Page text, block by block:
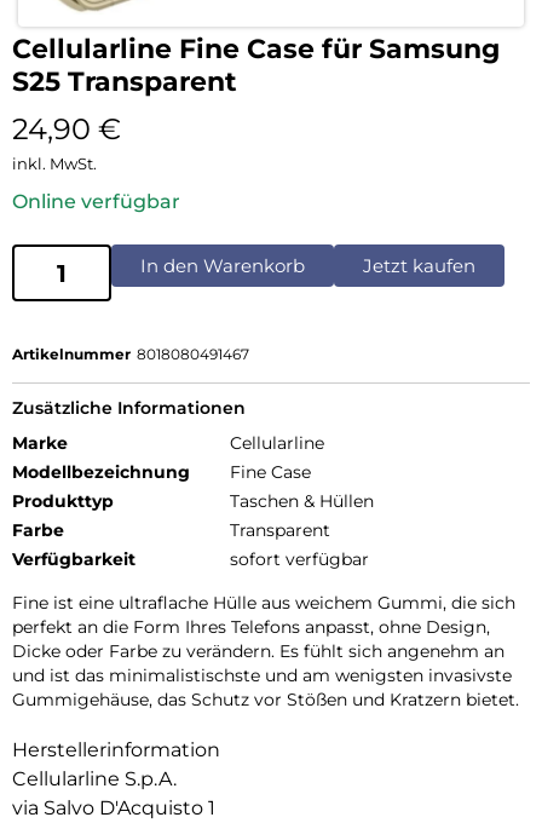
Cellularline Fine Case für Samsung
S25 Transparent
24,90 €
inkl. MwSt.
Online verfügbar
In den Warenkorb Jetzt kaufen
Artikelnummer 8018080491467
Zusätzliche Informationen
Marke
Cellularline
Modellbezeichnung
Fine Case
Produkttyp
Taschen & Hüllen
Farbe
Transparent
Verfügbarkeit
sofort verfügbar
Fine ist eine ultraflache Hülle aus weichem Gummi, die sich
perfekt an die Form Ihres Telefons anpasst, ohne Design,
Dicke oder Farbe zu verändern. Es fühlt sich angenehm an
und ist das minimalistischste und am wenigsten invasivste
Gummigehäuse, das Schutz vor Stößen und Kratzern bietet.
Herstellerinformation
Cellularline S.p.A.
via Salvo D'Acquisto 1